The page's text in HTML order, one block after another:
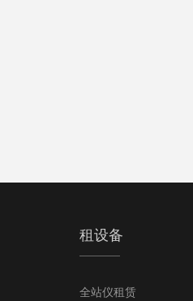
租设备
全站仪租赁